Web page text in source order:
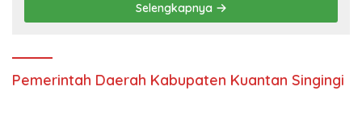
Selengkapnya
Pemerintah Daerah Kabupaten Kuantan Singingi